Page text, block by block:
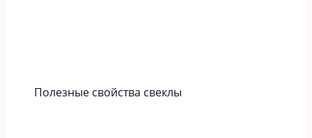
Полезные свойства свеклы